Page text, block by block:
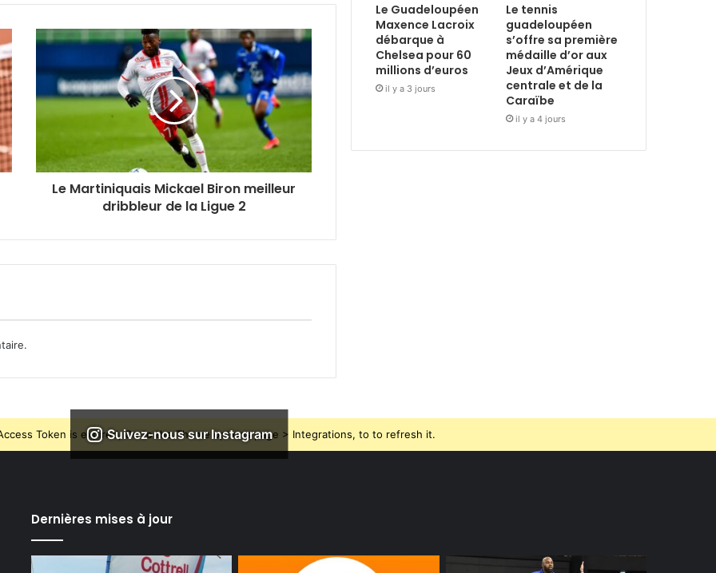
Le Martiniquais Mickael Biron meilleur
dribbleur de la Ligue 2
Le Guadeloupéen
Maxence Lacroix
débarque à
Chelsea pour 60
millions d’euros
il y a 3 jours
Le tennis
guadeloupéen
s’offre sa première
médaille d’or aux
Jeux d’Amérique
centrale et de la
Caraïbe
il y a 4 jours
Suivez-nous sur Instagram
Token is expired, Go to the Theme options page > Integrations, to to refresh it.
Dernières mises à jour